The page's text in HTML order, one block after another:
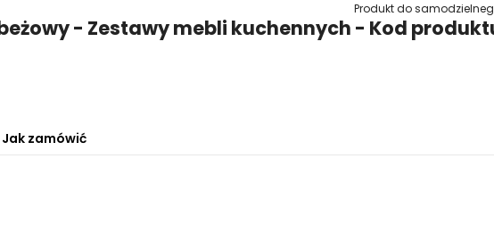
Produkt do
- Zestawy mebli kuchennych - Kod
Jak zamówić